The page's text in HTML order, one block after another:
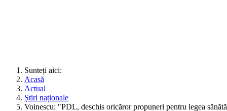
Sunteți aici:
Acasă
Actual
Știri naționale
Voinescu: "PDL, deschis oricăror propuneri pentru legea